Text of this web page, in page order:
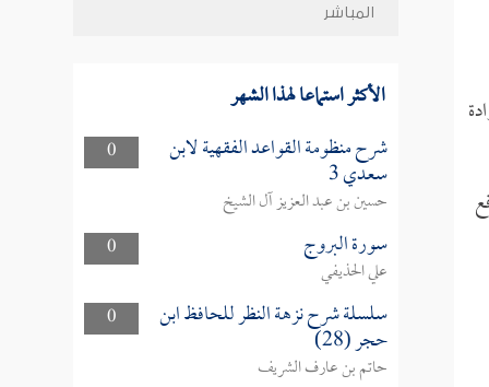
المباشر
الأكثر استماعا لهذا الشهر
0 شرح منظومة القواعد الفقهية لابن
سعدي 3
حسين بن عبد العزيز آل الشيخ
0
سورة البروج
علي الحذيفي
0
سلسلة شرح نزهة النظر للحافظ ابن
حجر (28)
حاتم بن عارف الشريف